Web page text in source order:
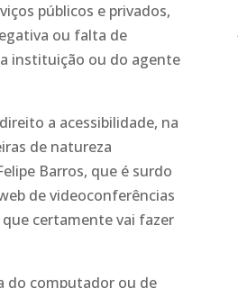
públicos e privados,
ou falta de
instituição ou do agente
a acessibilidade, na
de natureza
Barros, que é surdo
de videoconferências
certamente vai fazer
do computador ou de